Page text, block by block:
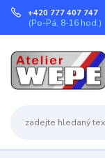
+420 777 407 747
(Po-Pá, 8-16 hod.)